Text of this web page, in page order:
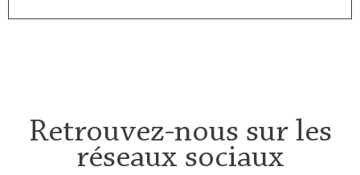
Retrouvez-nous sur les
réseaux sociaux